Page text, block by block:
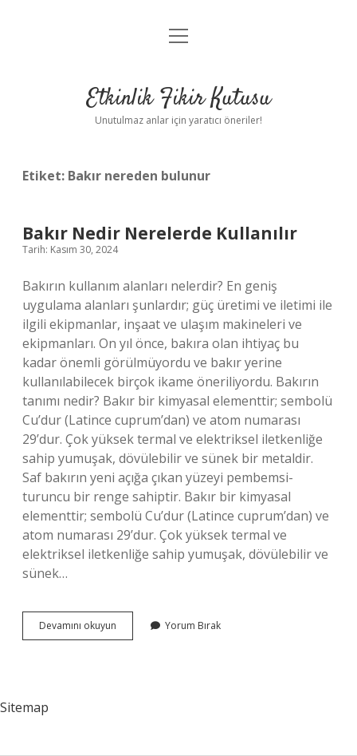
Anasayfa
Yasal Uyarı
menüyü
Etkinlik Fikir Kutusu
Unutulmaz anlar için yaratıcı öneriler!
Etiket: Bakır nereden bulunur
Bakır Nedir Nerelerde Kullanılır
Tarih: Kasım 30, 2024
Bakırın kullanım alanları nelerdir? En geniş
uygulama alanları şunlardır; güç üretimi ve iletimi ile
ilgili ekipmanlar, inşaat ve ulaşım makineleri ve
ekipmanları. On yıl önce, bakıra olan ihtiyaç bu
kadar önemli görülmüyordu ve bakır yerine
kullanılabilecek birçok ikame öneriliyordu. Bakırın
tanımı nedir? Bakır bir kimyasal elementtir; sembolü
Cu’dur (Latince cuprum’dan) ve atom numarası
29’dur. Çok yüksek termal ve elektriksel iletkenliğe
sahip yumuşak, dövülebilir ve sünek bir metaldir.
Saf bakırın yeni açığa çıkan yüzeyi pembemsi-
turuncu bir renge sahiptir. Bakır bir kimyasal
elementtir; sembolü Cu’dur (Latince cuprum’dan) ve
atom numarası 29’dur. Çok yüksek termal ve
elektriksel iletkenliğe sahip yumuşak, dövülebilir ve
sünek…
Devamını okuyun
Nedir
Yorum Bırak
Sitemap